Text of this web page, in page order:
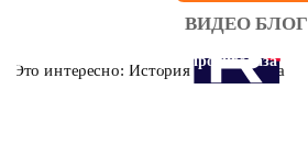
ВИДЕО БЛОГ
Это интересно: История противогаза